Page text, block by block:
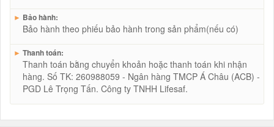
► Bảo hành:
Bảo hành theo phiếu bảo hành trong sản phẩm(nếu có)
► Thanh toán:
Thanh toán bằng chuyển khoản hoặc thanh toán khi nhận
hàng. Số TK: 260988059 - Ngân hàng TMCP Á Châu (ACB) -
PGD Lê Trọng Tấn. Công ty TNHH Lifesaf.